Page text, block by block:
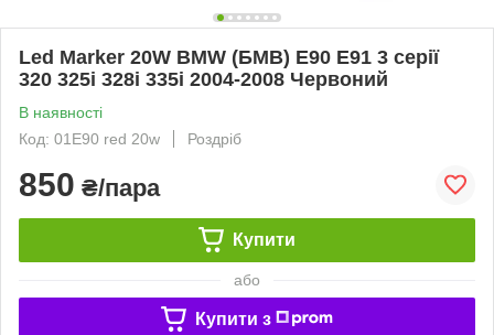
Led Marker 20W BMW (БМВ) E90 E91 3 серії
320 325i 328i 335i 2004-2008 Червоний
В наявності
Код: 01E90 red 20w
Роздріб
850 ₴/пара
Купити
або
Купити з